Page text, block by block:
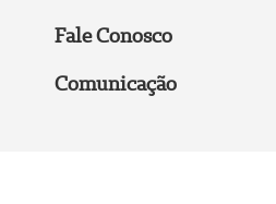
Fale Conosco
Comunicação